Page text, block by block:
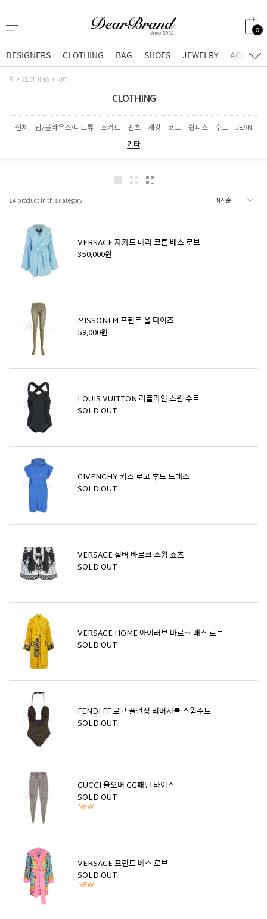
0
DESIGNERS CLOTHING BAG SHOES JEWELRY
홈 CLOTHING 기타
CLOTHING
전체 탑/블라우스/니트류 스커트 팬츠 재킷 코트 원피스 수트
JEAN
기타
14 product in this category
VERSACE 자카드 테리 코튼 배스 로브
350,000원
MISSONI M 프린트 울 타이즈
59,000원
LOUIS VUITTON 러플라인 스윔 수트
SOLD OUT
GIVENCHY 키즈 로고 후드 드레스
SOLD OUT
VERSACE 실버 바로크 스윔 쇼츠
SOLD OUT
VERSACE HOME 아이러브 바로크 배스 로브
SOLD OUT
FENDI FF 로고 플런징 리버시블 스윔수트
SOLD OUT
GUCCI 올오버 GG패턴 타이즈
SOLD OUT
VERSACE 프린트 베스 로브
SOLD OUT